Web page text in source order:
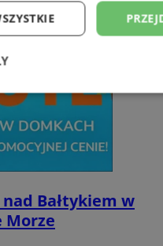
Bałtykiem w
Morze
Niesklasyfikowane